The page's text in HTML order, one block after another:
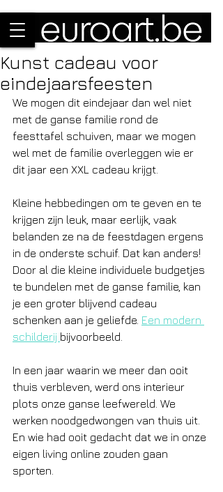
Kunst cadeau voor
eindejaarsfeesten
We mogen dit eindejaar dan wel niet
met de ganse familie rond de
feesttafel schuiven, maar we mogen
wel met de familie overleggen wie er
dit jaar een XXL cadeau krijgt.
Kleine hebbedingen om te geven en te
krijgen zijn leuk, maar eerlijk, vaak
belanden ze na de feestdagen ergens
in de onderste schuif. Dat kan anders!
Door al die kleine individuele budgetjes
te bundelen met de ganse familie, kan
je een groter blijvend cadeau
schenken aan je geliefde. Een modern
schilderij bijvoorbeeld.
In een jaar waarin we meer dan ooit
thuis verbleven, werd ons interieur
plots onze ganse leefwereld. We
werken noodgedwongen van thuis uit.
En wie had ooit gedacht dat we in onze
eigen living online zouden gaan
sporten.